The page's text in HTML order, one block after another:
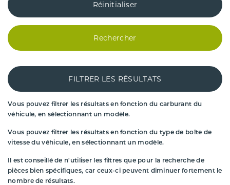
Réinitialiser
Rechercher
FILTRER LES RÉSULTATS
Vous pouvez filtrer les résultats en fonction du carburant du
véhicule, en sélectionnant un modèle.
Vous pouvez filtrer les résultats en fonction du type de boîte de
vitesse du véhicule, en sélectionnant un modèle.
Il est conseillé de n'utiliser les filtres que pour la recherche de
pièces bien spécifiques, car ceux-ci peuvent diminuer fortement le
nombre de résultats.